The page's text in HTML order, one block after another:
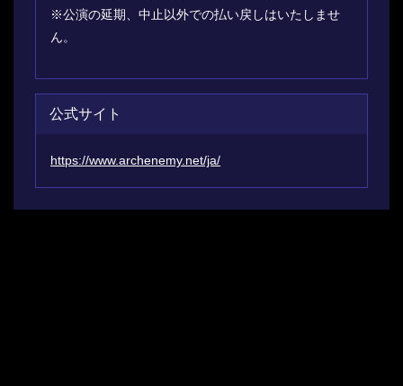
※公演の延期、中止以外での払い戻しはいたしませ
ん。
公式サイト
https://www.archenemy.net/ja/